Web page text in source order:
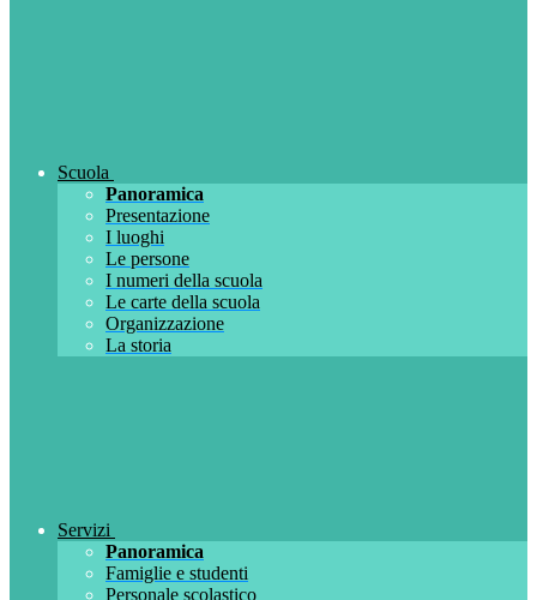
Scuola
Panoramica
Presentazione
I luoghi
Le persone
I numeri della scuola
Le carte della scuola
Organizzazione
La storia
Servizi
Panoramica
Famiglie e studenti
Personale scolastico